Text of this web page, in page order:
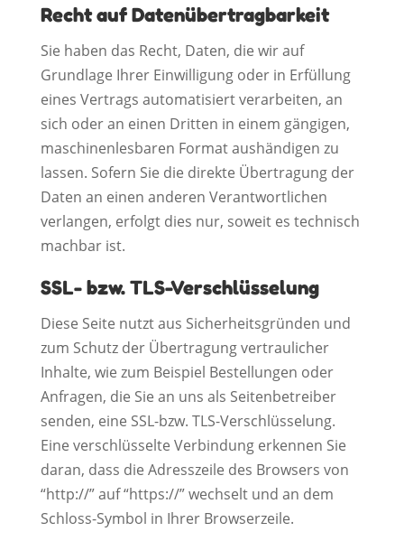
Recht auf Datenübertragbarkeit
Sie haben das Recht, Daten, die wir auf
Grundlage Ihrer Einwilligung oder in Erfüllung
eines Vertrags automatisiert verarbeiten, an
sich oder an einen Dritten in einem gängigen,
maschinenlesbaren Format aushändigen zu
lassen. Sofern Sie die direkte Übertragung der
Daten an einen anderen Verantwortlichen
verlangen, erfolgt dies nur, soweit es technisch
machbar ist.
SSL- bzw. TLS-Verschlüsselung
Diese Seite nutzt aus Sicherheitsgründen und
zum Schutz der Übertragung vertraulicher
Inhalte, wie zum Beispiel Bestellungen oder
Anfragen, die Sie an uns als Seitenbetreiber
senden, eine SSL-bzw. TLS-Verschlüsselung.
Eine verschlüsselte Verbindung erkennen Sie
daran, dass die Adresszeile des Browsers von
“http://” auf “https://” wechselt und an dem
Schloss-Symbol in Ihrer Browserzeile.